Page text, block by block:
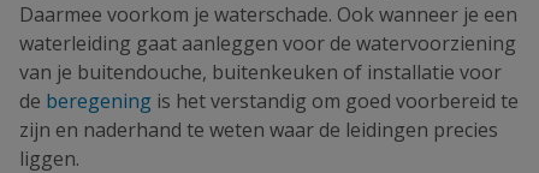
Daarmee voorkom je waterschade. Ook wanneer je een
waterleiding gaat aanleggen voor de watervoorziening
van je buitendouche, buitenkeuken of installatie voor
de beregening is het verstandig om goed voorbereid te
zijn en naderhand te weten waar de leidingen precies
liggen.